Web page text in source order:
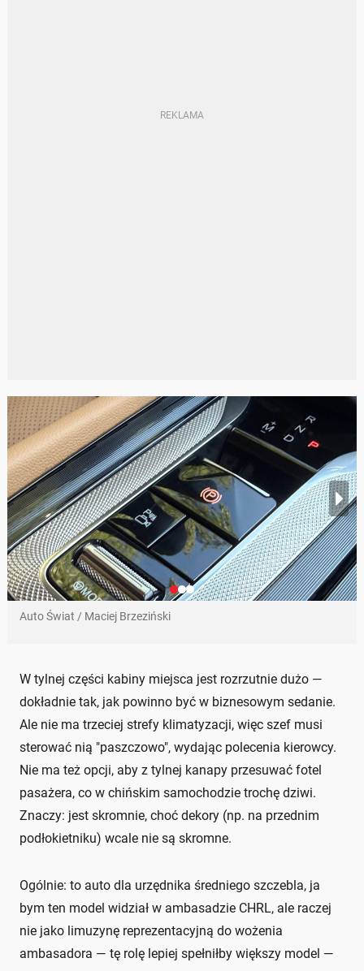
Auto Świat / Maciej Brzeziński
W tylnej części kabiny miejsca jest rozrzutnie dużo —
dokładnie tak, jak powinno być w biznesowym sedanie.
Ale nie ma trzeciej strefy klimatyzacji, więc szef musi
sterować nią "paszczowo", wydając polecenia kierowcy.
Nie ma też opcji, aby z tylnej kanapy przesuwać fotel
pasażera, co w chińskim samochodzie trochę dziwi.
Znaczy: jest skromnie, choć dekory (np. na przednim
podłokietniku) wcale nie są skromne.
Ogólnie: to auto dla urzędnika średniego szczebla, ja
bym ten model widział w ambasadzie CHRL, ale raczej
nie jako limuzynę reprezentacyjną do wożenia
ambasadora — tę rolę lepiej spełniłby większy model —